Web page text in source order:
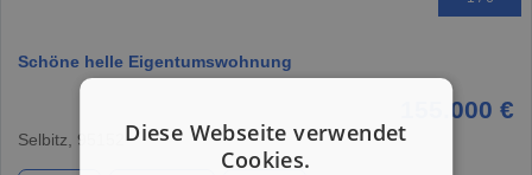
Schöne helle Eigentumswohnung
155.000 €
Selbitz, 95152 Diese Webseite verwendet
Cookies.